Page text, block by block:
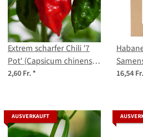
Extrem scharfer Chili '7
Pot' (Capsicum chinense)
Samen
2,60 Fr.* 16,54 Fr.
AUSVERKAUFT